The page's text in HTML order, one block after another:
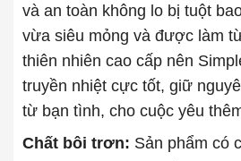
và an toàn không lo bị tuột
vừa siêu mỏng và được làm
thiên nhiên cao cấp nên
truyền nhiệt cực tốt, giữ
từ bạn tình, cho cuộc yêu
Chất bôi trơn: Sản phẩm có